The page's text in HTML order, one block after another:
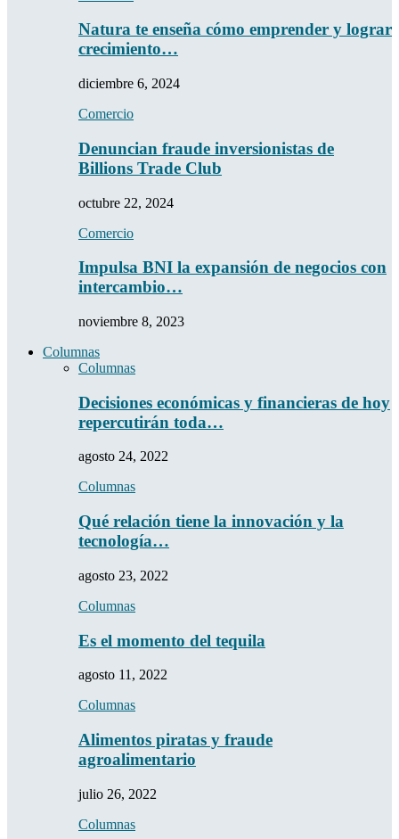
Natura te enseña cómo emprender y lograr
crecimiento…
diciembre 6, 2024
Comercio
Denuncian fraude inversionistas de
Billions Trade Club
octubre 22, 2024
Comercio
Impulsa BNI la expansión de negocios con
intercambio…
noviembre 8, 2023
Columnas
Columnas
Decisiones económicas y financieras de hoy
repercutirán toda…
agosto 24, 2022
Columnas
Qué relación tiene la innovación y la
tecnología…
agosto 23, 2022
Columnas
Es el momento del tequila
agosto 11, 2022
Columnas
Alimentos piratas y fraude
agroalimentario
julio 26, 2022
Columnas